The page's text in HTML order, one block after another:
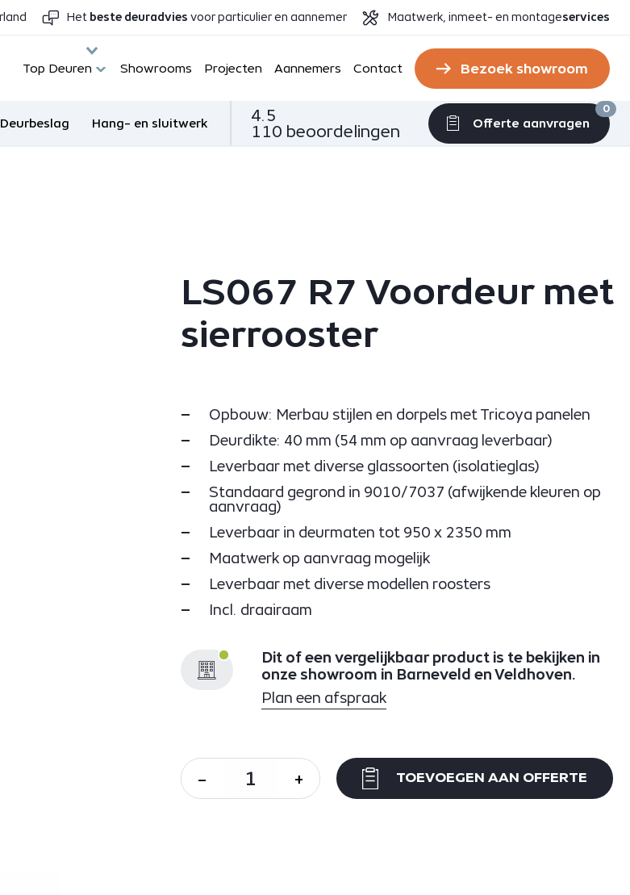
Het beste deuradvies voor particulier en aannemer Maatwerk, inmeet- en montageservices
Top Deuren Showrooms Projecten Aannemers Contact Bezoek showroom
Deurbeslag Hang- en sluitwerk
4.5
110 beoordelingen
Offerte aanvragen
0
LS067 R7 Voordeur met
sierrooster
Opbouw: Merbau stijlen en dorpels met Tricoya panelen
Deurdikte: 40 mm (54 mm op aanvraag leverbaar)
Leverbaar met diverse glassoorten (isolatieglas)
Standaard gegrond in 9010/7037 (afwijkende kleuren op
aanvraag)
Leverbaar in deurmaten tot 950 x 2350 mm
Maatwerk op aanvraag mogelijk
Leverbaar met diverse modellen roosters
Incl. draairaam
Dit of een vergelijkbaar product is te bekijken in
onze showroom in Barneveld en Veldhoven.
Plan een afspraak
- + TOEVOEGEN AAN OFFERTE